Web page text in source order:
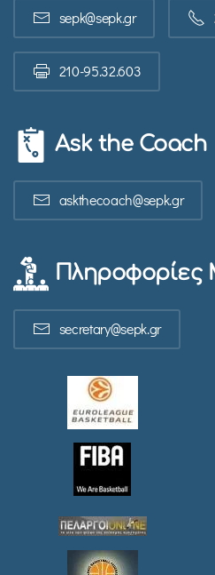
sepk@sepk.gr
210-95.32.603
Ask the Coach
askthecoach@sepk.gr
Πληροφορίες
secretary@sepk.gr